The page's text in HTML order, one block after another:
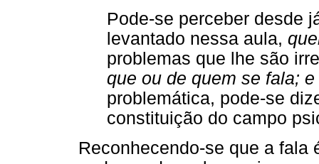
Pode-se perceber desde
levantado nessa aula,
problemas que lhe são
que ou de quem se fala;
problemática, pode-se
constituição do campo
Reconhecendo-se que a fala